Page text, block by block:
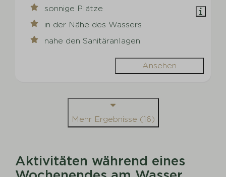
sonnige Plätze
in der Nähe des Wassers
nahe den Sanitäranlagen.
Ansehen
Mehr Ergebnisse (16)
Aktivitäten während eines